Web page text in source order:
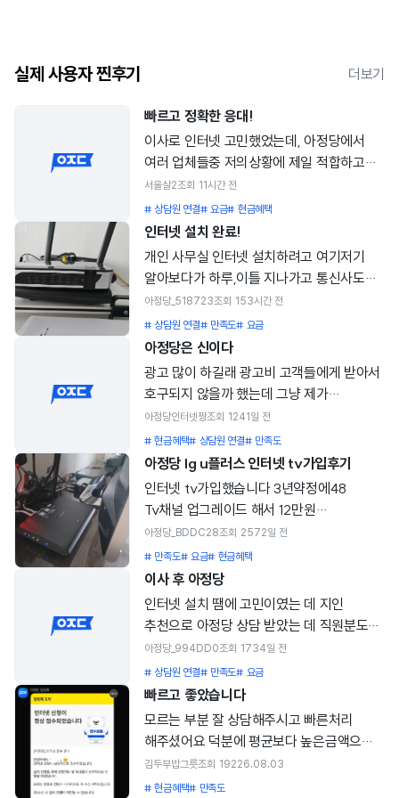
실제 사용자 찐후기 더보기
빠르고 정확한 응대!
이사로 인터넷 고민했었는데, 아정당에서
여러 업체들중 저의상황에 제일 적합하고
혜택많은 것으로 잘 찾아주셨습니다!
감사해요!
서울살2조회 1 1시간 전
# 상담원 연결# 요금# 현금혜택
인터넷 설치 완료!
개인 사무실 인터넷 설치하려고 여기저기
알아보다가 하루,이틀 지나가고 통신사도
골라야하고 생각보다 할게많아서
골칫거리였는데 아정당에서 한번에
해결했네요! 통신사,인터넷속도,결합,
사은품,등등 고민을 한번에 해결!
감사합니다~!^^
아정당_518723조회 153시간 전
# 상담원 연결# 만족도# 요금
아정당은 신이다
광고 많이 하길래 광고비 고객들에게 받아서
호구되지 않을까 했는데 그냥 제가
미친거였습니다 그래도 유플러스 본사에서
하는게 젤 호구 안당하겠지 싶어서
유플러스에서 먼저 가입신청했는데 설치도
이틀 후 부터 된다고 하길래 그런가보다 하고
넘기다가 갑자기 아정당 생각나서 여긴
차이에 아정당에 가입문의를 오후 네시에
했는데 기사님 근방작업중이라고
당일설치까지 된다길래 유플전화해서 바로
취소해달라하고 아정당으로 가입했습니다
혜택도 며칠뒤 바로 들어오고 앞으로
인터넷은 아정당입니다
아정당인터넷짱조회 1241일 전
# 현금혜택# 상담원 연결# 만족도
아정당 lg u플러스 인터넷 tv가입후기
인터넷 tv가입했습니다 3년약정에48
Tv채널 업그레이드 해서 12만원
추가로받았어요 총60만원 9개월동안
몇천원 추가되서 총 3만원가량 내야되서
9만원 정도 이득이에요 전엔 skt썼는대 더
싸고 비슷해요 솔직히 거기서 거긴대 싸서
좋음 설치도 기사님이 친절하게 해주었고
깔끔하게 해주었어요
아정당_BDDC28조회 2572일 전
# 만족도# 요금# 현금혜택
이사 후 아정당
인터넷 설치 땜에 고민이였는 데 지인
추천으로 아정당 상담 받았는 데 직원분도
너무 친절하게 알려주시고 설치도 최대한
빠르게 잡아줘서 너무 좋았습니다. 설치 하러
오신 기사님도 친절하게 이것저것
알려주셔소 너무 좋았습니다
아정당_994DD0조회 1734일 전
# 상담원 연결# 만족도# 요금
빠르고 좋았습니다
모르는 부분 잘 상담해주시고 빠른처리
해주셨어요 덕분에 평균보다 높은금액으로
느린 인터넷 쓰고있다가 지인 소개로
아정당에서 교체했는데 할인되는부분 다
김두부밥그릇조회 19226.08.03
# 현금혜택# 만족도